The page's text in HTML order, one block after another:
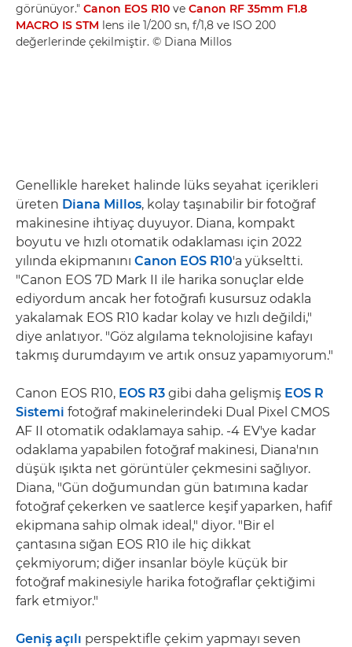
görünüyor." Canon EOS R10 ve Canon RF 35mm F1.8
MACRO IS STM lens ile 1/200 sn, f/1,8 ve ISO 200
değerlerinde çekilmiştir. © Diana Millos
Genellikle hareket halinde lüks seyahat içerikleri
üreten Diana Millos, kolay taşınabilir bir fotoğraf
makinesine ihtiyaç duyuyor. Diana, kompakt
boyutu ve hızlı otomatik odaklaması için 2022
yılında ekipmanını Canon EOS R10'a yükseltti.
"Canon EOS 7D Mark II ile harika sonuçlar elde
ediyordum ancak her fotoğrafı kusursuz odakla
yakalamak EOS R10 kadar kolay ve hızlı değildi,"
diye anlatıyor. "Göz algılama teknolojisine kafayı
takmış durumdayım ve artık onsuz yapamıyorum."
Canon EOS R10, EOS R3 gibi daha gelişmiş EOS R
Sistemi fotoğraf makinelerindeki Dual Pixel CMOS
AF II otomatik odaklamaya sahip. -4 EV'ye kadar
odaklama yapabilen fotoğraf makinesi, Diana'nın
düşük ışıkta net görüntüler çekmesini sağlıyor.
Diana, "Gün doğumundan gün batımına kadar
fotoğraf çekerken ve saatlerce keşif yaparken, hafif
ekipmana sahip olmak ideal," diyor. "Bir el
çantasına sığan EOS R10 ile hiç dikkat
çekmiyorum; diğer insanlar böyle küçük bir
fotoğraf makinesiyle harika fotoğraflar çektiğimi
fark etmiyor."
Geniş açılı perspektifle çekim yapmayı seven